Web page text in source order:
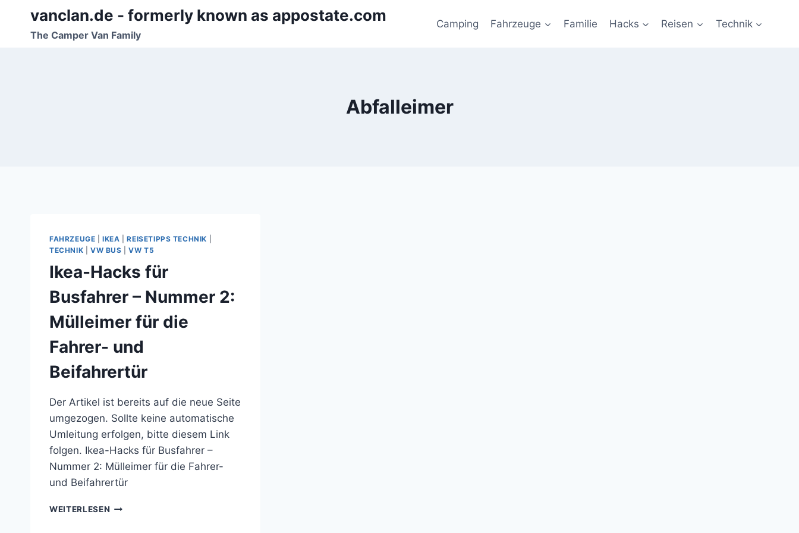
springen
vanclan.de - formerly known as appostate.com
The Camper Van Family
Camping Fahrzeuge Familie Hacks Reisen Technik
Abfalleimer
FAHRZEUGE |IKEA |REISETIPPS TECHNIK
TECHNIK
VW BUS |VW T5
Ikea-Hacks für
Busfahrer – Nummer 2:
Mülleimer für die
Fahrer- und
Beifahrertür
Der Artikel ist bereits auf die neue Seite
umgezogen. Sollte keine automatische
Umleitung erfolgen, bitte diesem Link
folgen. Ikea-Hacks für Busfahrer –
Nummer 2: Mülleimer für die Fahrer-
und Beifahrertür
WEITERLESEN IKEA-